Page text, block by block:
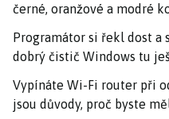
černé, oranžové a modré
Programátor si řekl dost a
dobrý čistič Windows tu
Vypínáte Wi-Fi router při
jsou důvody, proč byste